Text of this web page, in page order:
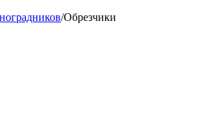
/Обрезчики